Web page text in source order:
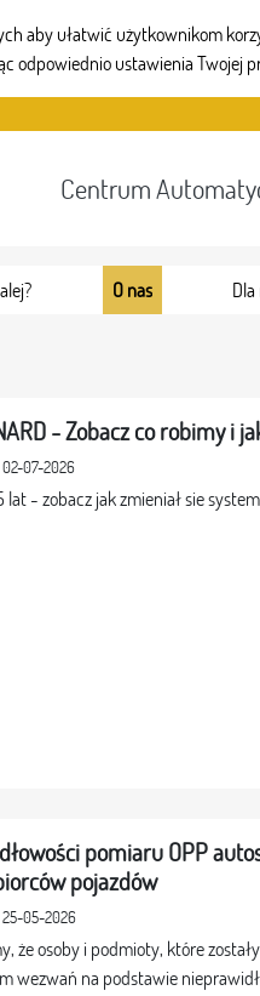
aby ułatwić użytkownikom
odpowiednio ustawienia Twojej
Centrum
O nas
- Zobacz co robimy i
02-07-2026
lat - zobacz jak zmieniał sie
pomiaru OPP
pojazdów
25-05-2026
że osoby i podmioty, które
wezwań na podstawie